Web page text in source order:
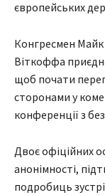
європейських
Конгресмен
Віткоффа
щоб почати
сторонами у
конференції з
Двоє офіційних
анонімності,
подробиць